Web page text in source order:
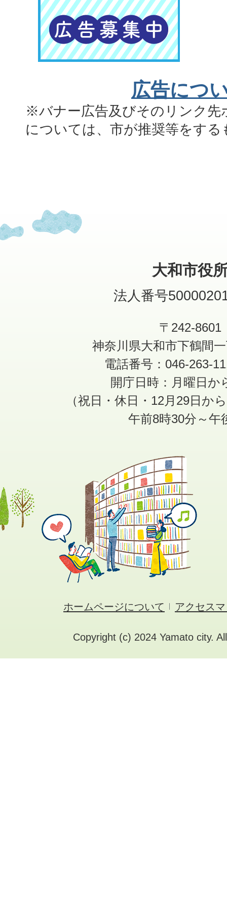
広告につ
※バナー広告及びそのリンク先
については、市が推奨等をす
大和市役
法人番号
〒242-8601
神奈川県大和市下鶴間
電話番号：046-263-
開庁日時：月曜日か
（祝日・休日・12月29日か
午前8時30分～午
ホームページについて アクセス
Copyright (c) 2024 Yamato city.